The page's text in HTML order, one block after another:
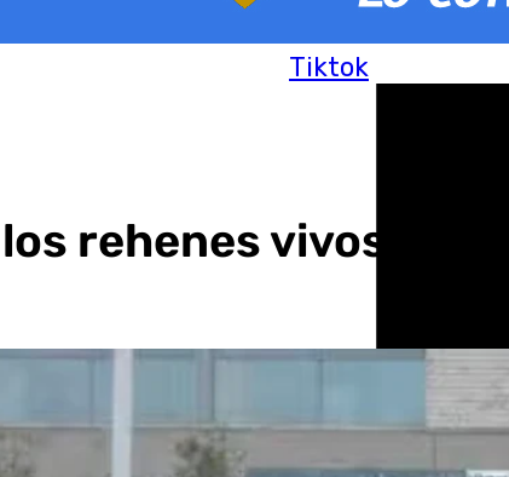
Tiktok
rehenes vivos tras